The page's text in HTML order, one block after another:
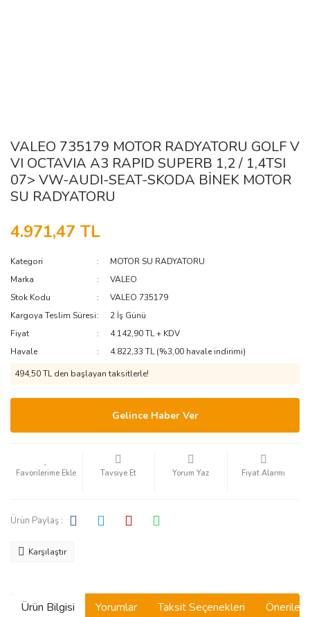
VALEO 735179 MOTOR RADYATORU GOLF V
VI OCTAVIA A3 RAPID SUPERB 1,2 / 1,4TSI
07> VW-AUDI-SEAT-SKODA BİNEK MOTOR
SU RADYATORU
4.971,47 TL
Kategori
MOTOR SU RADYATORU
Marka
VALEO
Stok Kodu
VALEO 735179
Kargoya Teslim Süresi
2 İş Günü
Fiyat
4.142,90 TL + KDV
Havale
4.822,33 TL (%3,00 havale indirimi)
494,50 TL den başlayan taksitlerle!
Gelince Haber Ver
Tavsiye Et Yorum Yaz Fiyat Alarmı
Ürün Paylaş :
Karşılaştır
Ürün Bilgisi Yorumlar Taksit Seçenekleri